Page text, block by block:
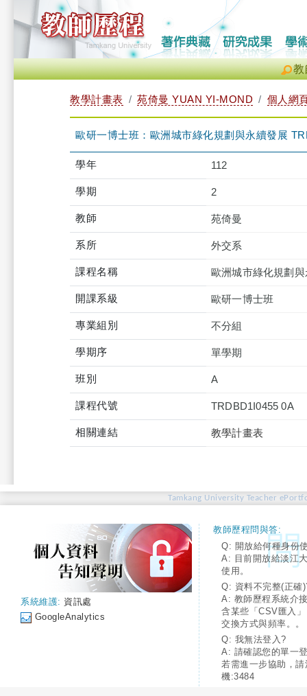
教
教學計畫表 苑倚曼 YUAN YI-MOND 個人網
歐研一博士班：歐洲城市綠化規劃與永續發展
學年 112
學期 2
教師 苑倚曼
系所 外交系
課程名稱 歐洲城市綠化規劃
開課系級 歐研一博士班
專業組別 不分組
學期序 單學期
班別 A
課程代號 TRDBD1I0455 0A
相關連結 教學計畫表
Tamkang University Teacher
系統維護: 資訊處
GoogleAnalytics
教師歷程問與答:
Q: 開放給何種身份
A: 目前開放給淡江
使用。
Q: 資料不完整(正確
A: 教師歷程系統介
含某些「CSV匯入
交換方式與頻率。。
Q: 我無法登入?
A: 請確認您的單一
若需進一步協助，
機:3484